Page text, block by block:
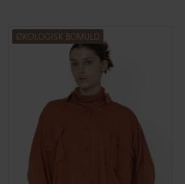
ØKOLOGISK BOMULD